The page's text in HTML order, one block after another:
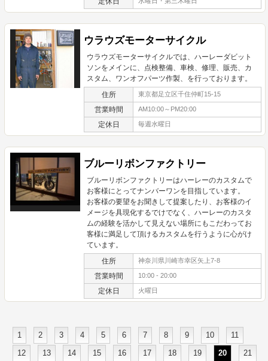
ウラウズモーターサイクル
ウラウズモーターサイクルでは、ハーレーダビット
ソンをメインに、点検整備、車検、修理、販売、カ
スタム、ワンオフパーツ作製、を行っております。
住所 東京都足立区千住仲町15-15
営業時間 AM10:00～PM20:00
定休日 毎週水曜日
ブルーリボンファクトリー
ブルーリボンファクトリーはハーレーのカスタムで
お客様にとってナンバーワンを目指しています。
お客様の要望をお聞きして提案したり、お客様のイ
メージを具現化するでけでなく、ハーレーのカスタ
ムの経験を活かして見えない場所にもこだわってお
客様に満足して頂けるカスタムを行うように心がけ
ています。
住所 神奈川県川崎市幸区矢上7-8
営業時間 10:00 - 20:00
定休日 火曜日
1 2 3 4 5 6 7 8 9 10
11
12
13 14 15 16 17 18 19 20 21